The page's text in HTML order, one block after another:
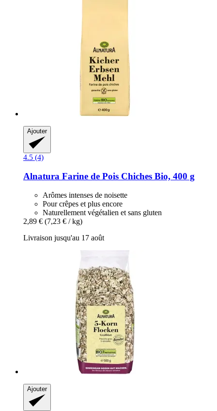
Ajouter
4.5 (4)
Alnatura Farine de Pois Chiches Bio, 400 g
Arômes intenses de noisette
Pour crêpes et plus encore
Naturellement végétalien et sans gluten
2,89 € (7,23 € / kg)
Livraison jusqu'au 17 août
Ajouter